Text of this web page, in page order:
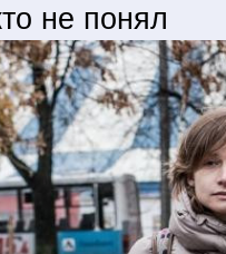
не понял